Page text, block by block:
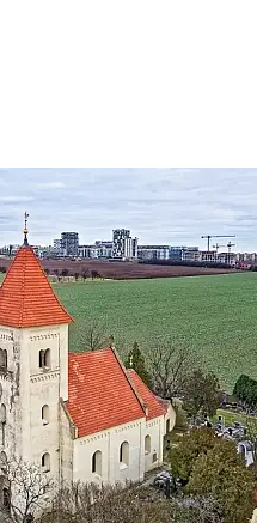
08. 2026
výstavba v jihozápadním
z pozice ÚMČ Praha
např. v lokalitě
nově schválený